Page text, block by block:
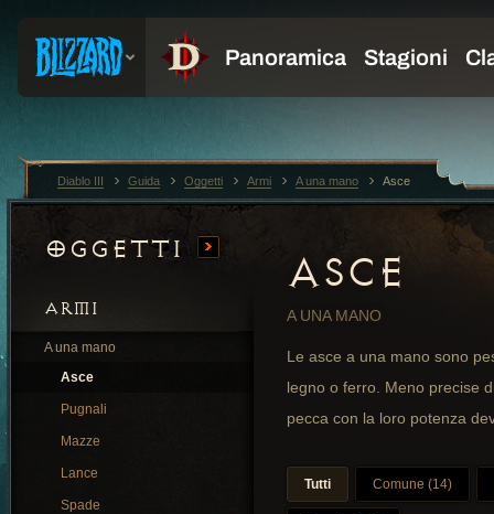
Oggetti
ARMI
A una mano
Asce
Pugnali
Mazze
Lance
Spade
ASCE
A UNA MANO
Le asce a una mano sono
legno o ferro. Meno precise
pecca con la loro potenza
Tutti Comune (14)
Diablo III Guida Oggetti Armi A una mano Asce